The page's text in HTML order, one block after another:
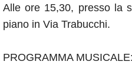
Alle ore 15,30, presso la
piano in Via Trabucchi.
PROGRAMMA MUSICALE: